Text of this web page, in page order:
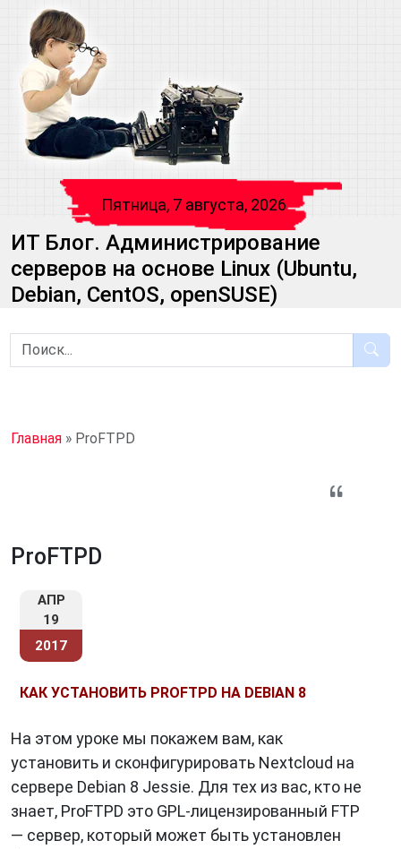
Пятница, 7 августа, 2026
ИТ Блог. Администрирование
серверов на основе Linux (Ubuntu,
Debian, CentOS, openSUSE)
Главная » ProFTPD
ProFTPD
АПР
19
2017
КАК УСТАНОВИТЬ PROFTPD НА DEBIAN 8
На этом уроке мы покажем вам, как
установить и сконфигурировать Nextcloud на
сервере Debian 8 Jessie. Для тех из вас, кто не
знает, ProFTPD это GPL-лицензированный FTP
— сервер, который может быть установлен